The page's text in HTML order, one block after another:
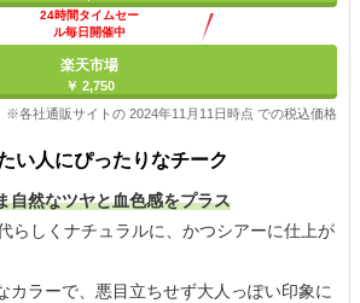
24時間タイムセー
ル毎日開催中
楽天市場
￥ 2,750
※各社通販サイトの 2024年11月11日時点 での税込価格
い人にぴったりなチーク
自然なツヤと血色感をプラス
らしくナチュラルに、かつシアーに仕上が
ラーで、悪目立ちせず大人っぽい印象に